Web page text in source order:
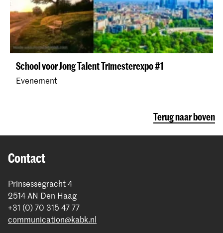
School voor Jong Talent Trimesterexpo #1
Evenement
Terug naar boven
Contact
Prinsessegracht 4
2514 AN Den Haag
+31 (0) 70 315 47 77
communication@kabk.nl